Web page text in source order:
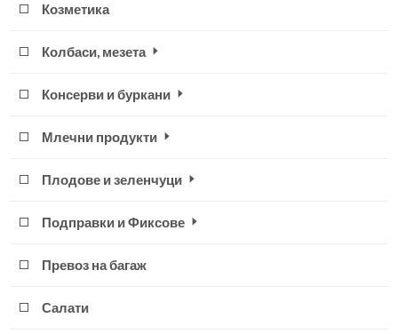
Козметика
Колбаси, мезета
Консерви и буркани
Млечни продукти
Плодове и зеленчуци
Подправки и Фиксове
Превоз на багаж
Салати